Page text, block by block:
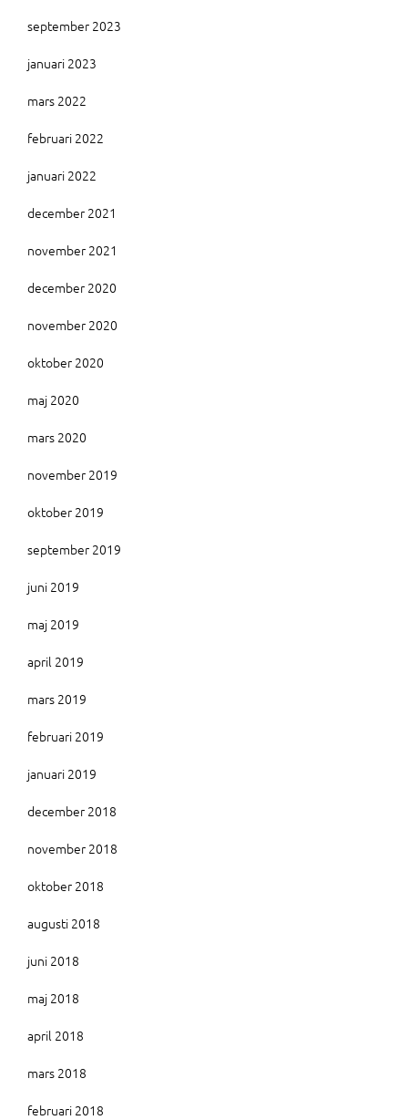
september 2023
januari 2023
mars 2022
februari 2022
januari 2022
december 2021
november 2021
december 2020
november 2020
oktober 2020
maj 2020
mars 2020
november 2019
oktober 2019
september 2019
juni 2019
maj 2019
april 2019
mars 2019
februari 2019
januari 2019
december 2018
november 2018
oktober 2018
augusti 2018
juni 2018
maj 2018
april 2018
mars 2018
februari 2018